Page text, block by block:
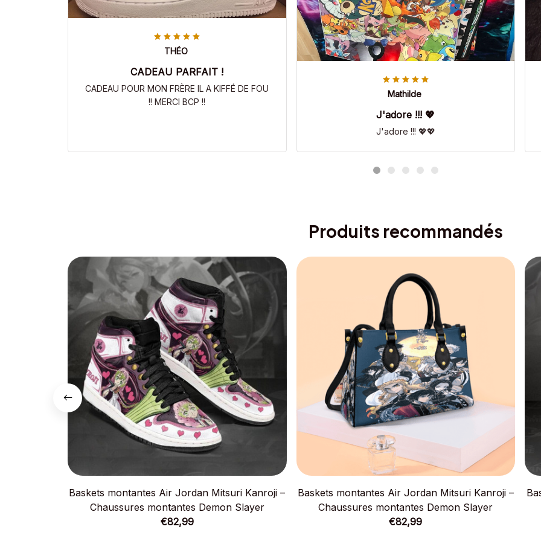
THÉO
CADEAU PARFAIT !
CADEAU POUR MON FRÈRE IL A KIFFÉ DE FOU
!! MERCI BCP !!
Mathilde
J'adore !!! 💖
J'adore !!! 💖💖
Produits recommandés
Baskets montantes Air Jordan Mitsuri Kanroji –
Chaussures montantes Demon Slayer
€82,99
Baskets montantes Air Jordan Mitsuri Kanroji –
Chaussures montantes Demon Slayer
€82,99